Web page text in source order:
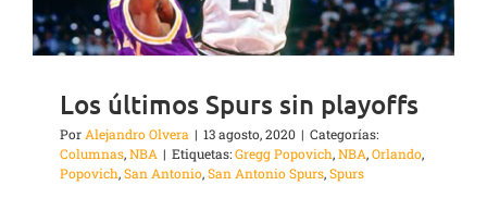
Los últimos Spurs sin playoffs
Por Alejandro Olvera | 13 agosto, 2020 | Categorías:
Columnas,NBA | Etiquetas:Gregg Popovich,NBA,Orlando,
Popovich,San Antonio,San Antonio Spurs,Spurs